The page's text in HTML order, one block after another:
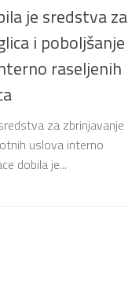
je sredstva za
i poboljšanje
raseljenih
za zbrinjavanje
uslova interno
dobila je...